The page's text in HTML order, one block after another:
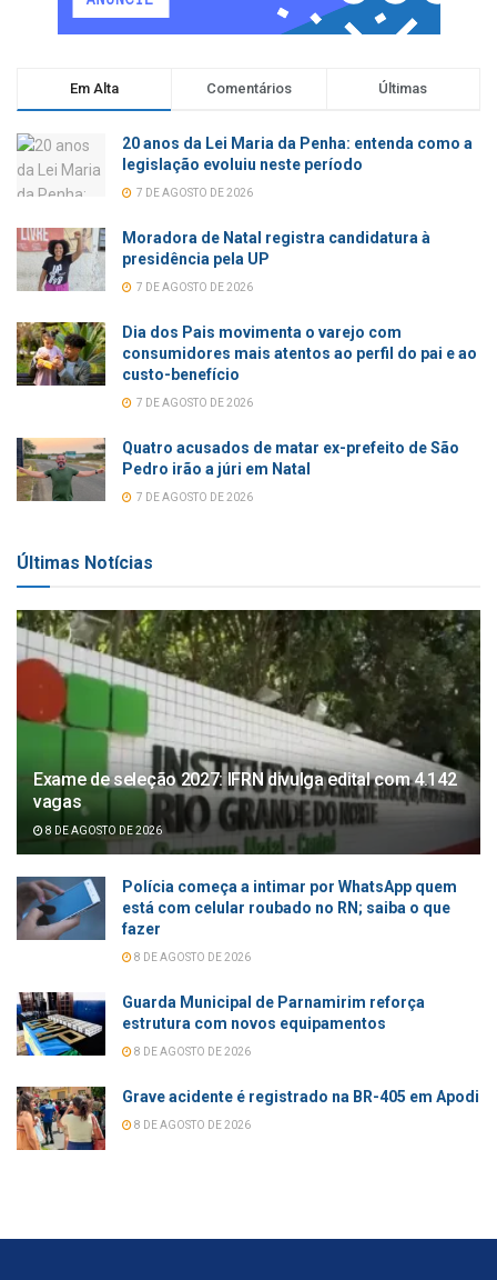
Em Alta Comentários Últimas
20 anos da Lei Maria da Penha: entenda como a
legislação evoluiu neste período
7 DE AGOSTO DE 2026
Moradora de Natal registra candidatura à
presidência pela UP
7 DE AGOSTO DE 2026
Dia dos Pais movimenta o varejo com
consumidores mais atentos ao perfil do pai e ao
custo-benefício
7 DE AGOSTO DE 2026
Quatro acusados de matar ex-prefeito de São
Pedro irão a júri em Natal
7 DE AGOSTO DE 2026
Últimas Notícias
Exame de seleção 2027: IFRN divulga edital com 4.142
vagas
8 DE AGOSTO DE 2026
Polícia começa a intimar por WhatsApp quem
está com celular roubado no RN; saiba o que
fazer
8 DE AGOSTO DE 2026
Guarda Municipal de Parnamirim reforça
estrutura com novos equipamentos
8 DE AGOSTO DE 2026
Grave acidente é registrado na BR-405 em Apodi
8 DE AGOSTO DE 2026